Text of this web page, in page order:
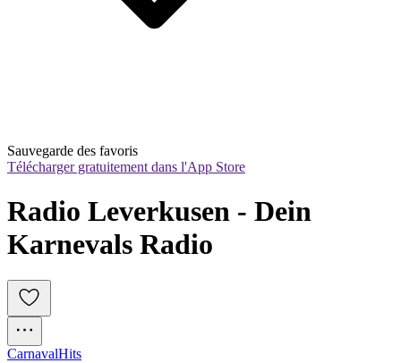
Sauvegarde des favoris
Télécharger gratuitement dans l'App Store
Radio Leverkusen - Dein
Karnevals Radio
CarnavalHits